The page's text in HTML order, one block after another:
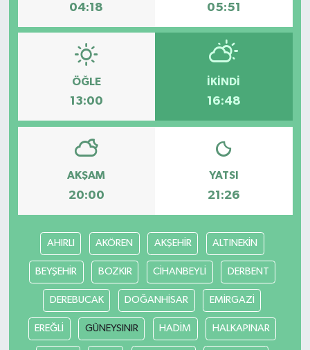
04:18 05:51
ÖĞLE
13:00
İKINDI
16:48
AKŞAM
20:00
YATSI
21:26
AHIRLI AKÖREN AKŞEHİR ALTINEKİN
BEYŞEHİR BOZKIR CİHANBEYLİ DERBENT
DEREBUCAK DOĞANHİSAR EMİRGAZİ
EREĞLİ GÜNEYSINIR HADİM HALKAPINAR